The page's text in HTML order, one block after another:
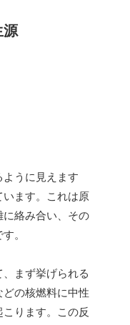
源
うに見えます
ます。これは原
絡み合い、その
。
まず挙げられる
の核燃料に中性
ります。この反